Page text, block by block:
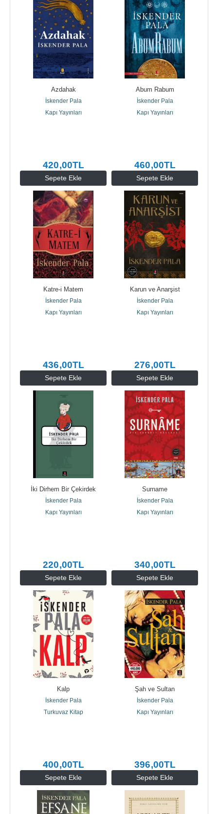
Sepete Ekle
Azdahak
İskender Pala
Kapı Yayınları
420,00TL
Sepete Ekle
Abum Rabum
İskender Pala
Kapı Yayınları
460,00TL
Sepete Ekle
Katre-i Matem
İskender Pala
Kapı Yayınları
436,00TL
Sepete Ekle
Karun ve Anarşist
İskender Pala
Kapı Yayınları
276,00TL
Sepete Ekle
İki Dirhem Bir Çekirdek
İskender Pala
Kapı Yayınları
220,00TL
Sepete Ekle
Surname
İskender Pala
Kapı Yayınları
340,00TL
Sepete Ekle
Kalp
İskender Pala
Turkuvaz Kitap
400,00TL
Sepete Ekle
Şah ve Sultan
İskender Pala
Kapı Yayınları
396,00TL